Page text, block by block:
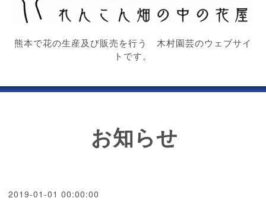
熊本で花の生産及び販売を行う 木村園芸のウェブサイ
トです。
お知らせ
2019-01-01 00:00:00